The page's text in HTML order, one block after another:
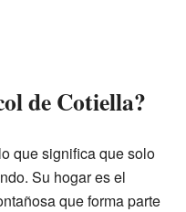
de Cotiella?
que significa que solo
Su hogar es el
que forma parte